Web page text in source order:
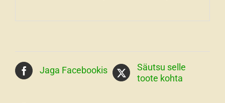
Jaga Facebookis
Säutsu selle
toote kohta